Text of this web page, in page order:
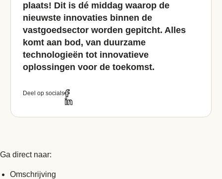
plaats! Dit is dé middag waarop de
nieuwste innovaties binnen de
vastgoedsector worden gepitcht. Alles
komt aan bod, van duurzame
technologieën tot innovatieve
oplossingen voor de toekomst.
Deel op socials
Ga direct naar:
Omschrijving